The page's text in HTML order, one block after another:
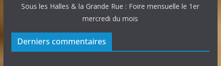
Sous les Halles & la Grande Rue : Foire mensuelle le 1er
mercredi du mois
Derniers commentaires